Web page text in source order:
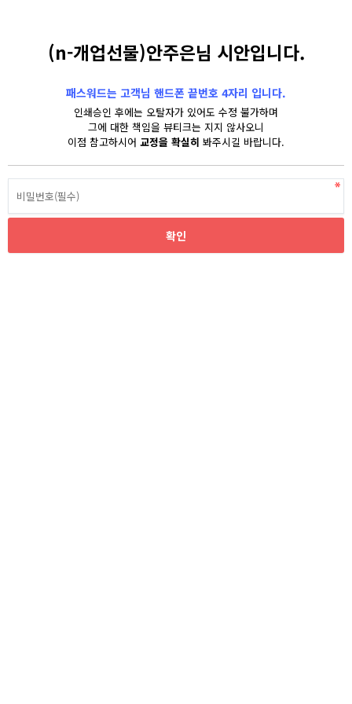
(n-개업선물)안주은님 시안입니다.
패스워드는 고객님 핸드폰 끝번호 4자리 입니다.
인쇄승인 후에는 오탈자가 있어도 수정 불가하며
그에 대한 책임을 뷰티크는 지지 않사오니
이점 참고하시어 교정을 확실히 봐주시길 바랍니다.